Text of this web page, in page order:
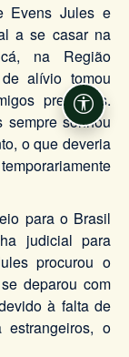
Evens Jules e
a se casar na
na Região
alívio tomou
presentes.
sonhou
o que deveria
para o Brasil
judicial para
procurou o
deparou com
à falta de
estrangeiros, o